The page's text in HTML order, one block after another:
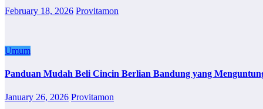
February 18, 2026 Provitamon
Umum
Panduan Mudah Beli Cincin Berlian Bandung yang
January 26, 2026 Provitamon